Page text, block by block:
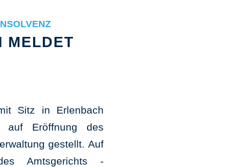
MELDET
Sitz in Erlenbach
auf Eröffnung des
gestellt. Auf
Amtsgerichts -